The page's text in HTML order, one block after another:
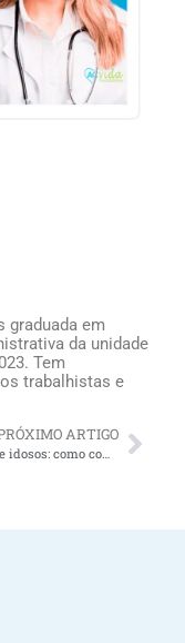
graduada em
da unidade
Tem
trabalhistas e
ARTIGO
Curatela de idosos: como comprovar despesas pouco usuais como mesadas e presentes a terceiros?